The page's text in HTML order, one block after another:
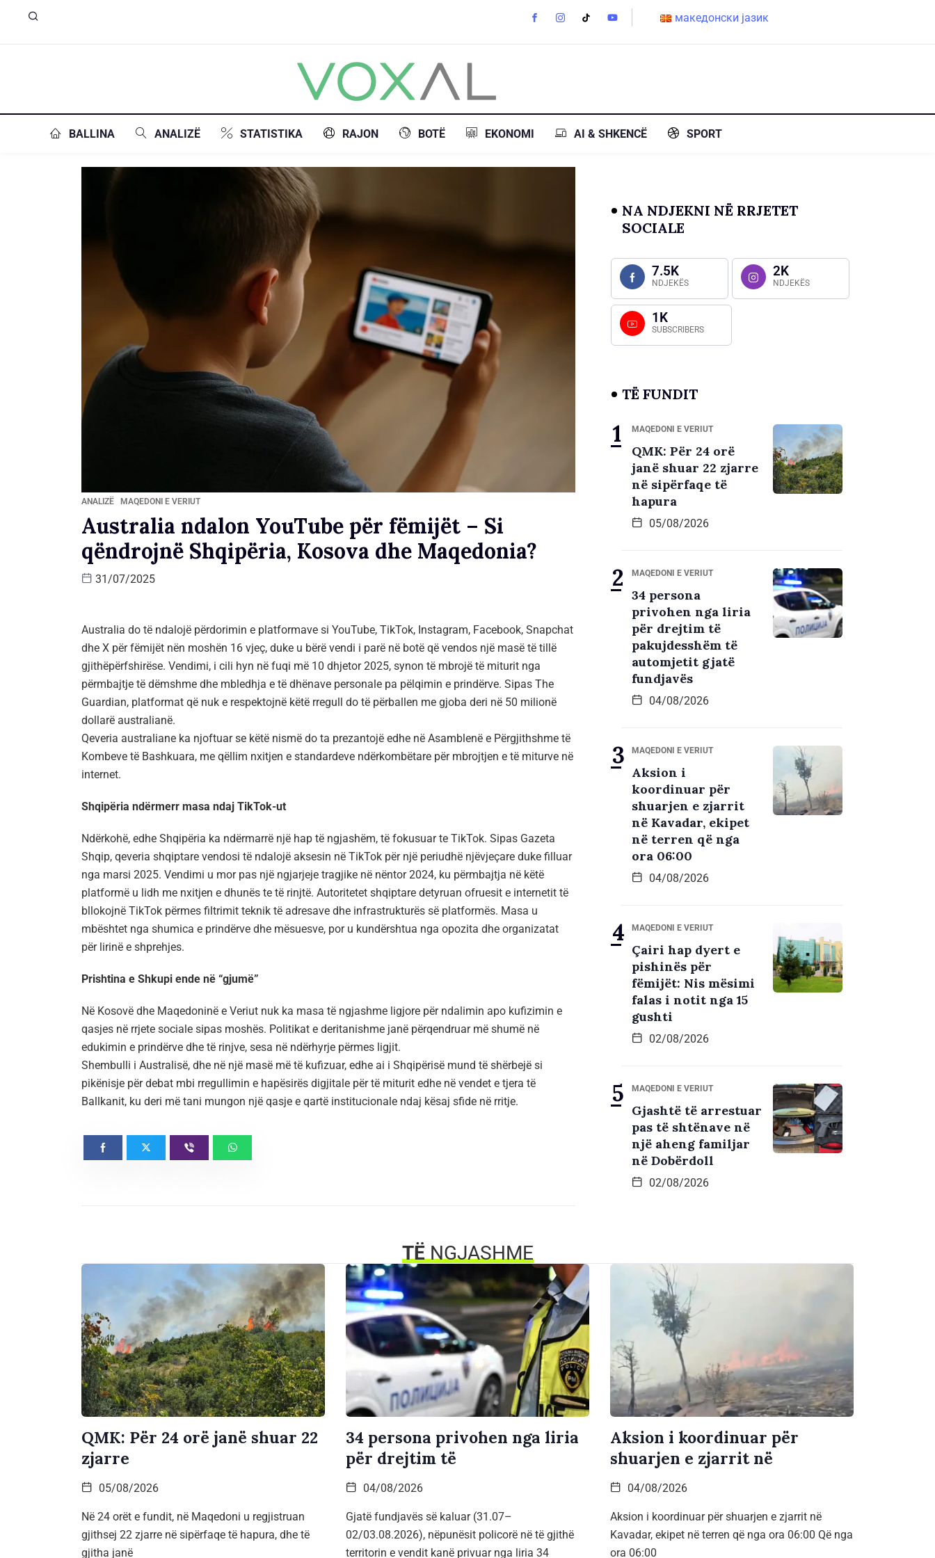
македонски јазик
BALLINA ANALIZË STATISTIKA RAJON BOTË EKONOMI AI & SHKENCË SPORT
ANALIZË MAQEDONI E VERIUT
Australia ndalon YouTube për fëmijët – Si
qëndrojnë Shqipëria, Kosova dhe Maqedonia?
31/07/2025
Australia do të ndalojë përdorimin e platformave si YouTube, TikTok, Instagram, Facebook, Snapchat
dhe X për fëmijët nën moshën 16 vjeç, duke u bërë vendi i parë në botë që vendos një masë të tillë
gjithëpërfshirëse. Vendimi, i cili hyn në fuqi më 10 dhjetor 2025, synon të mbrojë të miturit nga
përmbajtje të dëmshme dhe mbledhja e të dhënave personale pa pëlqimin e prindërve. Sipas The
Guardian, platformat që nuk e respektojnë këtë rregull do të përballen me gjoba deri në 50 milionë
dollarë australianë.
Qeveria australiane ka njoftuar se këtë nismë do ta prezantojë edhe në Asamblenë e Përgjithshme të
Kombeve të Bashkuara, me qëllim nxitjen e standardeve ndërkombëtare për mbrojtjen e të miturve në
internet.
Shqipëria ndërmerr masa ndaj TikTok-ut
Ndërkohë, edhe Shqipëria ka ndërmarrë një hap të ngjashëm, të fokusuar te TikTok. Sipas Gazeta
Shqip, qeveria shqiptare vendosi të ndalojë aksesin në TikTok për një periudhë njëvjeçare duke filluar
nga marsi 2025. Vendimi u mor pas një ngjarjeje tragjike në nëntor 2024, ku përmbajtja në këtë
platformë u lidh me nxitjen e dhunës te të rinjtë. Autoritetet shqiptare detyruan ofruesit e internetit të
bllokojnë TikTok përmes filtrimit teknik të adresave dhe infrastrukturës së platformës. Masa u
mbështet nga shumica e prindërve dhe mësuesve, por u kundërshtua nga opozita dhe organizatat
për lirinë e shprehjes.
Prishtina e Shkupi ende në “gjumë”
Në Kosovë dhe Maqedoninë e Veriut nuk ka masa të ngjashme ligjore për ndalimin apo kufizimin e
qasjes në rrjete sociale sipas moshës. Politikat e deritanishme janë përqendruar më shumë në
edukimin e prindërve dhe të rinjve, sesa në ndërhyrje përmes ligjit.
Shembulli i Australisë, dhe në një masë më të kufizuar, edhe ai i Shqipërisë mund të shërbejë si
pikënisje për debat mbi rregullimin e hapësirës digjitale për të miturit edhe në vendet e tjera të
Ballkanit, ku deri më tani mungon një qasje e qartë institucionale ndaj kësaj sfide në rritje.
NA NDJEKNI NË RRJETET
SOCIALE
7.5K
NDJEKËS
2K
NDJEKËS
1K
SUBSCRIBERS
TË FUNDIT
MAQEDONI E VERIUT
QMK: Për 24 orë
janë shuar 22 zjarre
në sipërfaqe të
hapura
05/08/2026
MAQEDONI E VERIUT
34 persona
privohen nga liria
për drejtim të
pakujdesshëm të
automjetit gjatë
fundjavës
04/08/2026
MAQEDONI E VERIUT
Aksion i
koordinuar për
shuarjen e zjarrit
në Kavadar, ekipet
në terren që nga
ora 06:00
04/08/2026
MAQEDONI E VERIUT
Çairi hap dyert e
pishinës për
fëmijët: Nis mësimi
falas i notit nga 15
gushti
02/08/2026
MAQEDONI E VERIUT
Gjashtë të arrestuar
pas të shtënave në
një aheng familjar
në Dobërdoll
02/08/2026
TËNGJASHME
QMK: Për 24 orë janë shuar 22
zjarre
05/08/2026
Në 24 orët e fundit, në Maqedoni u regjistruan
gjithsej 22 zjarre në sipërfaqe të hapura, dhe të
gjitha janë
34 persona privohen nga liria
për drejtim të
04/08/2026
Gjatë fundjavës së kaluar (31.07–
02/03.08.2026), nëpunësit policorë në të gjithë
territorin e vendit kanë privuar nga liria 34
Aksion i koordinuar për
shuarjen e zjarrit në
04/08/2026
Aksion i koordinuar për shuarjen e zjarrit në
Kavadar, ekipet në terren që nga ora 06:00 Që nga
ora 06:00